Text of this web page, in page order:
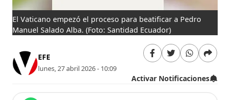
El Vaticano empezó el proceso para beatificar a Pedro
Manuel Salado Alba.(Foto: Santidad Ecuador)
EFE
lunes, 27 abril 2026 - 10:09
Activar Notificaciones